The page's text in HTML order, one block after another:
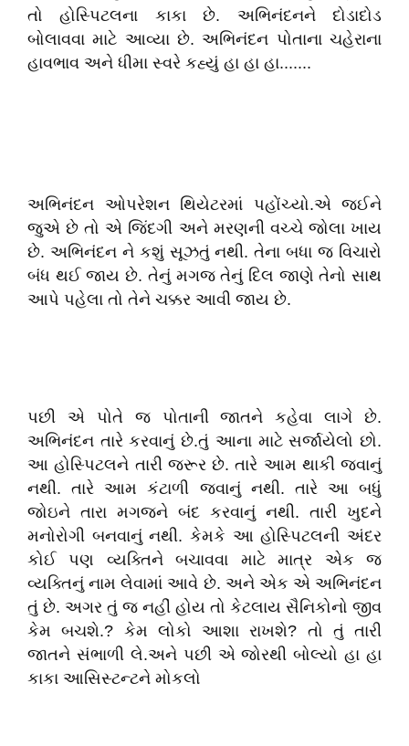
તો હોસ્પિટલના કાકા છે. અભિનંદનને દોડાદોડ
બોલાવવા માટે આવ્યા છે. અભિનંદન પોતાના ચહેરાના
હાવભાવ અને ધીમા સ્વરે કહ્યું હા હા હા.......
અભિનંદન ઓપરેશન થિયેટરમાં પહોંચ્યો.એ જઈને
જુએ છે તો એ જિંદગી અને મરણની વચ્ચે જોલા ખાય
છે. અભિનંદન ને કશું સૂઝતું નથી. તેના બધા જ વિચારો
બંધ થઈ જાય છે. તેનું મગજ તેનું દિલ જાણે તેનો સાથ
આપે પહેલા તો તેને ચક્કર આવી જાય છે.
પછી એ પોતે જ પોતાની જાતને કહેવા લાગે છે.
અભિનંદન તારે કરવાનું છે.તું આના માટે સર્જાયેલો છો.
આ હોસ્પિટલને તારી જરૂર છે. તારે આમ થાકી જવાનું
નથી. તારે આમ કંટાળી જવાનું નથી. તારે આ બધું
જોઇને તારા મગજને બંદ કરવાનું નથી. તારી ખુદને
મનોરોગી બનવાનું નથી. કેમકે આ હોસ્પિટલની અંદર
કોઈ પણ વ્યક્તિને બચાવવા માટે માત્ર એક જ
વ્યક્તિનું નામ લેવામાં આવે છે. અને એક એ અભિનંદન
તું છે. અગર તું જ નહીં હોય તો કેટલાય સૈનિકોનો જીવ
કેમ બચશે.? કેમ લોકો આશા રાખશે? તો તું તારી
જાતને સંભાળી લે.અને પછી એ જોરથી બોલ્યો હા હા
કાકા આસિસ્ટન્ટને મોકલો